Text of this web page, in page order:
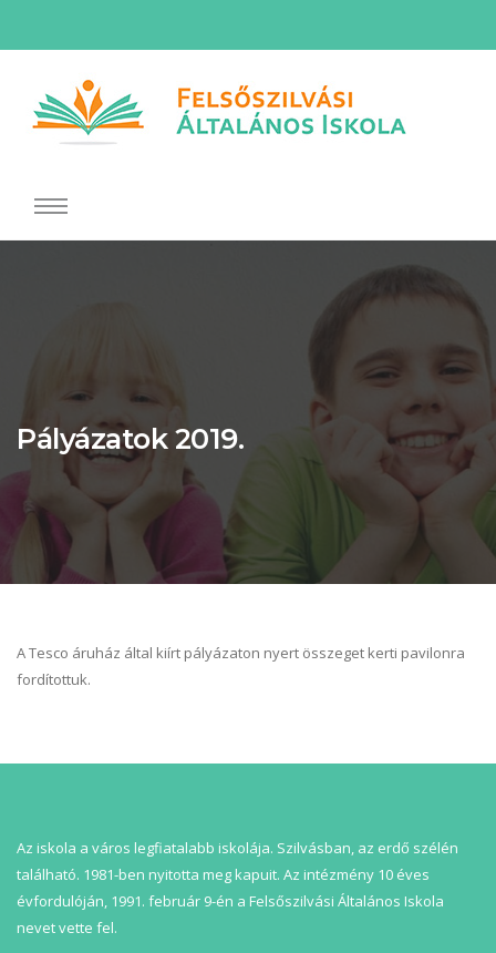
Pályázatok 2019.
A Tesco áruház által kiírt pályázaton nyert összeget kerti pavilonra
fordítottuk.
Az iskola a város legfiatalabb iskolája. Szilvásban, az erdő szélén
található. 1981-ben nyitotta meg kapuit. Az intézmény 10 éves
évfordulóján, 1991. február 9-én a Felsőszilvási Általános Iskola
nevet vette fel.